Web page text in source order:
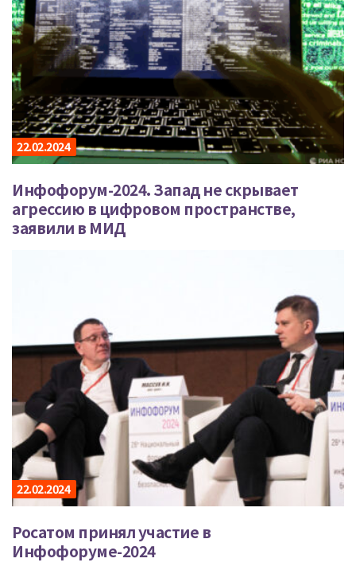
22.02.2024
Инфофорум-2024. Запад не скрывает
агрессию в цифровом пространстве,
заявили в МИД
22.02.2024
Росатом принял участие в
Инфофоруме-2024